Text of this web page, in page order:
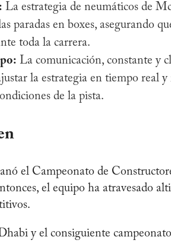
La estrategia de neumáticos de
paradas en boxes, asegurando
toda la carrera.
La comunicación, constante y
la estrategia en tiempo real
de la pista.
el Campeonato de
el equipo ha atravesado
y el consiguiente